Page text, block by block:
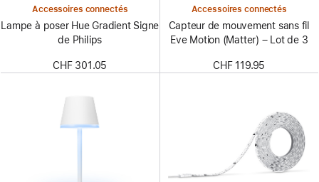
Accessoires connectés
Lampe à poser Hue Gradient Signe
de Philips
CHF 301.05
Accessoires connectés
Capteur de mouvement sans fil
Eve Motion (Matter) – Lot de 3
CHF 119.95